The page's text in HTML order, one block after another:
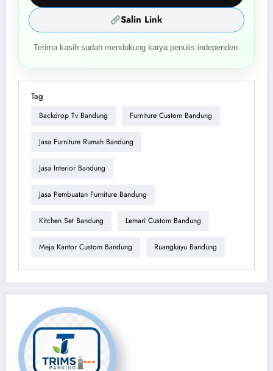
Salin Link
Terima kasih sudah mendukung karya penulis independen.
Tag
Backdrop Tv Bandung Furniture Custom Bandung
Jasa Furniture Rumah Bandung
Jasa Interior Bandung
Jasa Pembuatan Furniture Bandung
Kitchen Set Bandung Lemari Custom Bandung
Meja Kantor Custom Bandung Ruangkayu Bandung